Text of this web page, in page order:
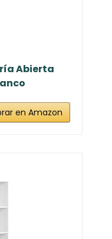
Abierta
en Amazon